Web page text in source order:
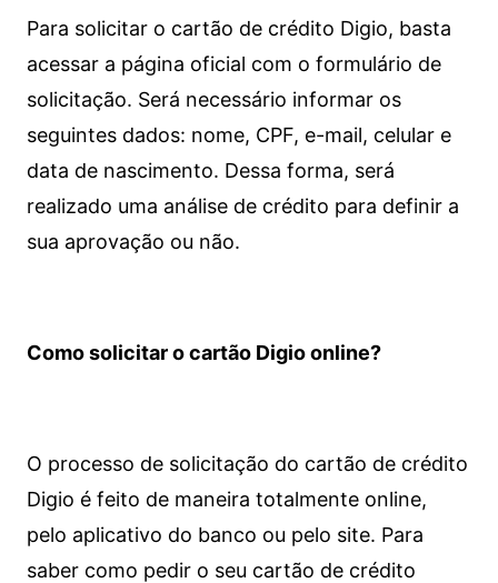
Para solicitar o cartão de crédito Digio, basta
acessar a página oficial com o formulário de
solicitação. Será necessário informar os
seguintes dados: nome, CPF, e-mail, celular e
data de nascimento. Dessa forma, será
realizado uma análise de crédito para definir a
sua aprovação ou não.
Como solicitar o cartão Digio online?
O processo de solicitação do cartão de crédito
Digio é feito de maneira totalmente online,
pelo aplicativo do banco ou pelo site. Para
saber como pedir o seu cartão de crédito